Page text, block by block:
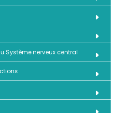
Système nerveux central